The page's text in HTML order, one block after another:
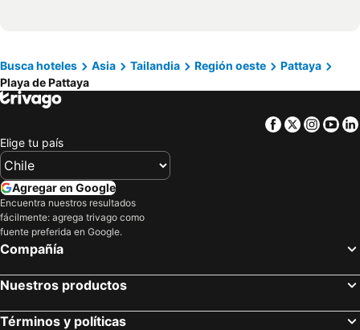
Busca hoteles Asia Tailandia Región oeste
Pattaya
Playa de Pattaya
Facebook
Twitter
Elige tu país
Agregar en Google
Encuentra nuestros resultados
fácilmente: agrega trivago como
fuente preferida en Google.
Compañía
Nuestros productos
Términos y políticas